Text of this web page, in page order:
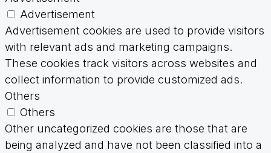
Advertisement
Advertisement cookies are used to provide visitors
with relevant ads and marketing campaigns.
These cookies track visitors across websites and
collect information to provide customized ads.
Others
Others
Other uncategorized cookies are those that are
being analyzed and have not been classified into a